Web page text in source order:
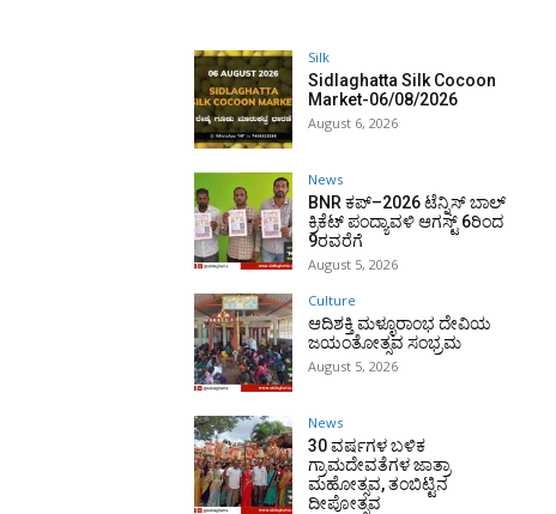
Silk
Sidlaghatta Silk Cocoon
Market-06/08/2026
August 6, 2026
News
BNR ಕಪ್–2026 ಟೆನ್ನಿಸ್ ಬಾಲ್
ಕ್ರಿಕೆಟ್ ಪಂದ್ಯಾವಳಿ ಆಗಸ್ಟ್ 6ರಿಂದ
9ರವರೆಗೆ
August 5, 2026
Culture
ಆದಿಶಕ್ತಿ ಮಳ್ಳೂರಾಂಭ ದೇವಿಯ
ಜಯಂತೋತ್ಸವ ಸಂಭ್ರಮ
August 5, 2026
News
30 ವರ್ಷಗಳ ಬಳಿಕ
ಗ್ರಾಮದೇವತೆಗಳ ಜಾತ್ರಾ
ಮಹೋತ್ಸವ, ತಂಬಿಟ್ಟಿನ
ದೀಪೋತ್ಸವ